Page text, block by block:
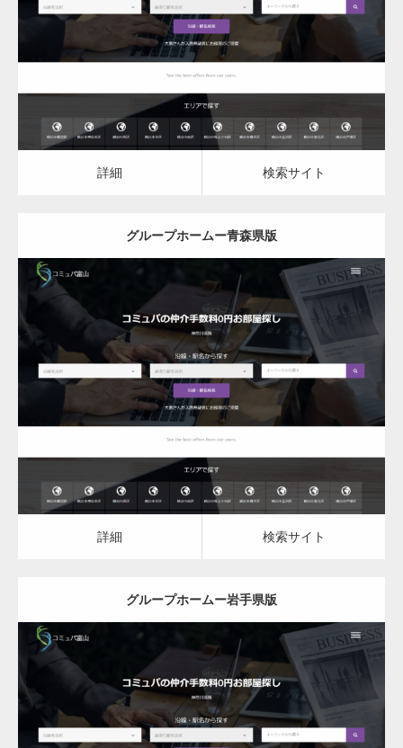
グループホーム
詳細 検索サイト
詳細 検索サイト
グループホームー青森県版
更新日： 2023.03.09
グループホーム
詳細 検索サイト
詳細 検索サイト
グループホームー岩手県版
更新日： 2023.03.09
グループホーム